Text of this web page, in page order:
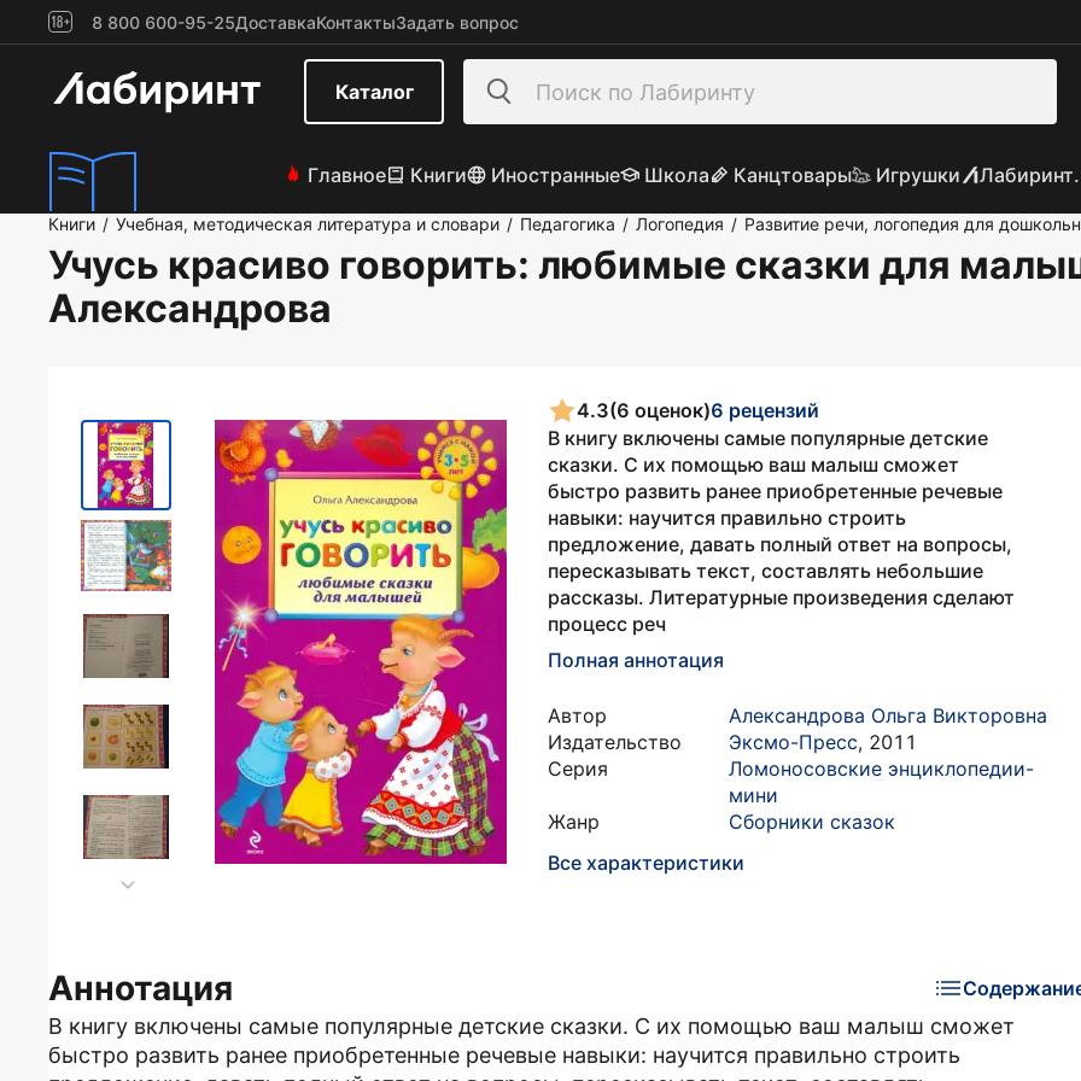
8 800 600-95-25ДоставкаКонтактыЗадать вопрос
Каталог
Главное Книги Иностранные Школа Канцтовары Игрушки
Книги / Учебная, методическая литература и словари / Педагогика / Логопедия / Развитие речи, логопедия для
Учусь красиво говорить: любимые сказки для
Александрова
4.3(6 оценок)6 рецензий
В книгу включены самые популярные детские
сказки. С их помощью ваш малыш сможет
быстро развить ранее приобретенные речевые
навыки: научится правильно строить
предложение, давать полный ответ на вопросы,
пересказывать текст, составлять небольшие
рассказы. Литературные произведения сделают
процесс реч
Полная аннотация
Автор
Александрова Ольга Викторовна
Издательство
Эксмо-Пресс, 2011
Серия
Ломоносовские энциклопедии-
мини
Жанр
Сборники сказок
Все характеристики
Аннотация
В книгу включены самые популярные детские сказки. С их помощью ваш малыш сможет
быстро развить ранее приобретенные речевые навыки: научится правильно строить